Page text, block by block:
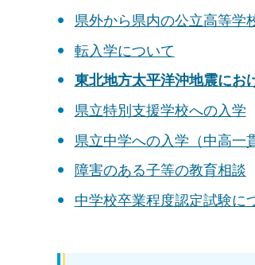
県外から県内の公立高等学
転入学について
東北地方太平洋沖地震にお
県立特別支援学校への入学
県立中学への入学（中高一
障害のある子等の教育相談
中学校卒業程度認定試験に